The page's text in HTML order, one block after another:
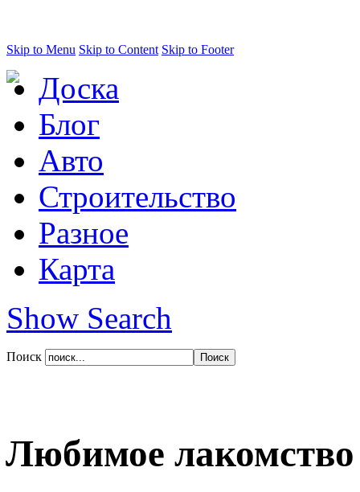
Skip to Menu Skip to Content Skip to Footer
Доска
Блог
Авто
Строительство
Разное
Карта
Show Search
Поиск
Любимое